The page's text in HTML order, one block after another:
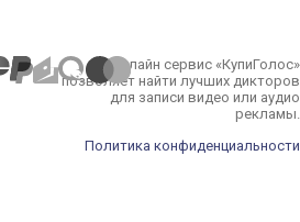
Онлайн сервис «КупиГолос»
позволяет найти лучших дикторов
для записи видео или аудио
рекламы.
Политика конфиденциальности